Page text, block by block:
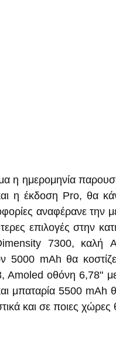
η ημερομηνία
η έκδοση Pro, θα
αναφέρανε την
επιλογές στην
7300, καλή
5000 mAh θα
Amoled οθόνη 6,78"
μπαταρία 5500 mAh
και σε ποιες